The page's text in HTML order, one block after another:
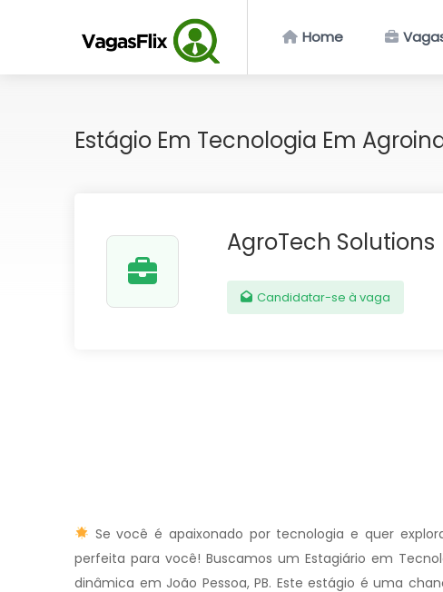
Home
Estágio Em Tecnologia Em
AgroTech Solutions
Candidatar-se à vaga
Se você é apaixonado por tecnologia e quer
perfeita para você! Buscamos um Estagiário em
dinâmica em João Pessoa, PB. Este estágio é uma